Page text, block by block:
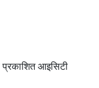
प्रकाशित आइसिटी